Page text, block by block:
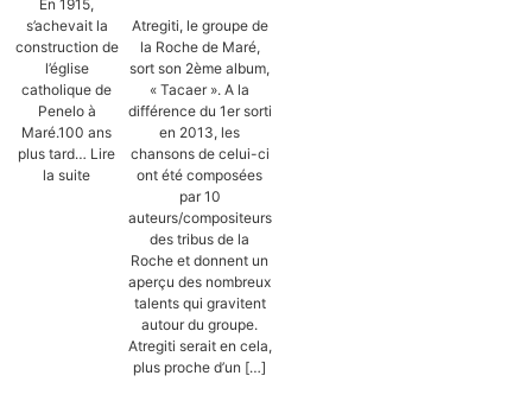
En 1915,
s’achevait la
construction de
l’église
catholique de
Penelo à
Maré.100 ans
plus tard… Lire
la suite
Atregiti, le groupe de
la Roche de Maré,
sort son 2ème album,
« Tacaer ». A la
différence du 1er sorti
en 2013, les
chansons de celui-ci
ont été composées
par 10
auteurs/compositeurs
des tribus de la
Roche et donnent un
aperçu des nombreux
talents qui gravitent
autour du groupe.
Atregiti serait en cela,
plus proche d’un […]